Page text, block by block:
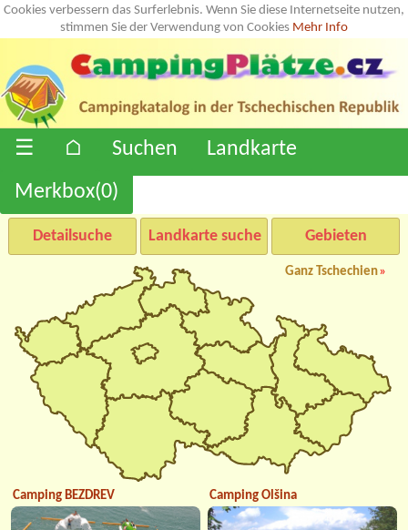
Cookies verbessern das Surferlebnis. Wenn Sie diese Internetseite nutzen,
stimmen Sie der Verwendung von Cookies Mehr Info
☰ ⌂ Suchen
Landkarte
Merkbox(0)
Detailsuche Landkarte suche Gebieten
Ganz Tschechien»
Camping BEZDREV Camping Olšina